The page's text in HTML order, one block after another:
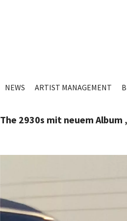
NEWS ARTIST MANAGEMENT
The 2930s mit neuem